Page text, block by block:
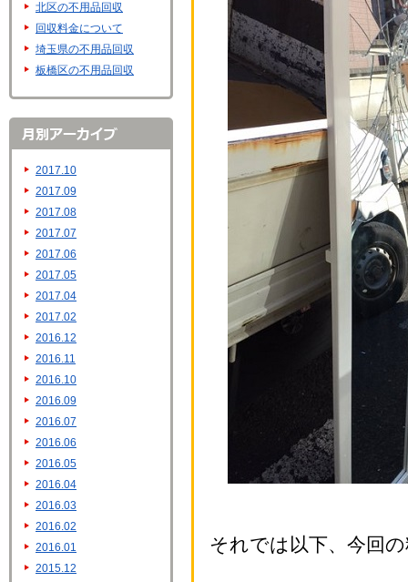
それでは以下、今回
北区の不用品回収
回収料金について
埼玉県の不用品回収
板橋区の不用品回収
2017.10
2017.09
2017.08
2017.07
2017.06
2017.05
2017.04
2017.02
2016.12
2016.11
2016.10
2016.09
2016.07
2016.06
2016.05
2016.04
2016.03
2016.02
2016.01
2015.12